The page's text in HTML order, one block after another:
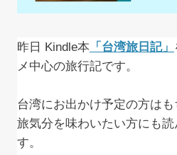
昨日 Kindle本 「台湾旅日記」
メ中心の旅行記です。
台湾にお出かけ予定の方は
旅気分を味わいたい方にも
す。